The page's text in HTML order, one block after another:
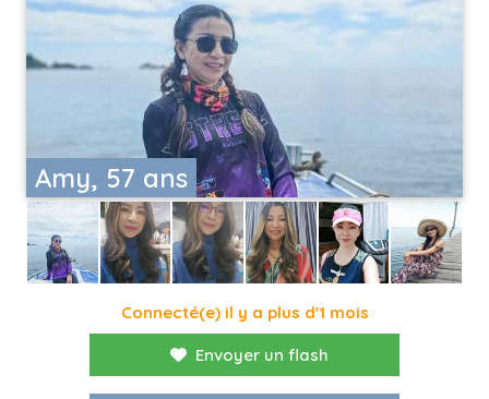
Amy, 57 ans
Connecté(e) il y a plus d'1 mois
Envoyer un flash